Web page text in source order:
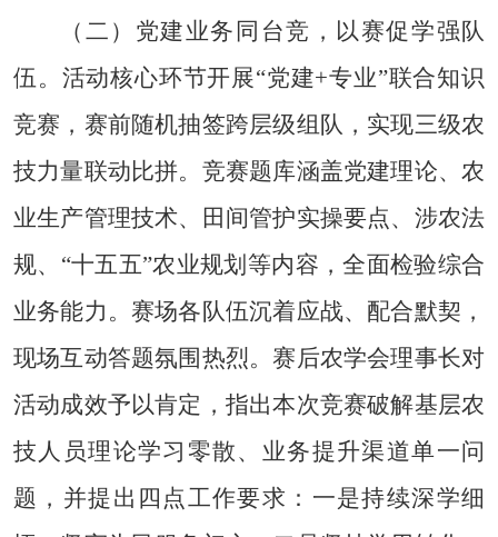
（二） 党建业务同台竞，以赛促学强队
伍。 活动核心环节开展“党建+专业”联合知识
竞赛，赛前随机抽签跨层级组队，实现三级农
技力量联动比拼。竞赛题库涵盖党建理论、农
业生产管理技术、田间管护实操要点、涉农法
规、“十五五”农业规划等内容，全面检验综合
业务能力。赛场各队伍沉着应战、配合默契，
现场互动答题氛围热烈。赛后农学会理事长对
活动成效予以肯定，指出本次竞赛破解基层农
技人员理论学习零散、业务提升渠道单一问
题，并提出四点工作要求：一是持续深学细